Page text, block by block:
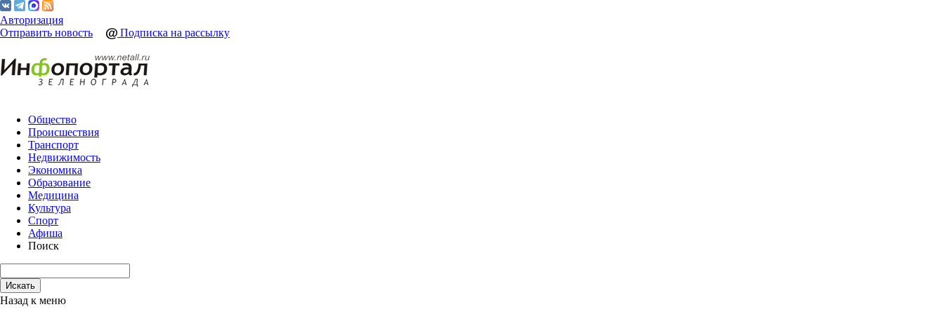
Авторизация
Отправить новость
Подписка на рассылку
Общество
Происшествия
Транспорт
Недвижимость
Экономика
Образование
Медицина
Культура
Спорт
Афиша
Поиск
Назад к меню